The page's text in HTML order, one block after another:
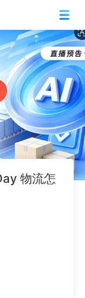
物流怎